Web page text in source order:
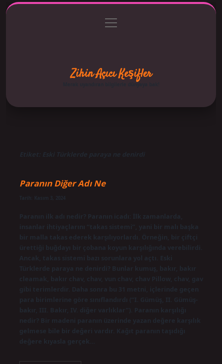
Gizlilik Politikası
menüyü
aç
Zihin Açıcı Keşifler
Merak uyandıran bilgilerle dünyaya bak!
Etiket: Eski Türklerde paraya ne denirdi
Paranın Diğer Adı Ne
insanlar ihtiyaçlarını “takas sistemi”, yani bir malı başka
bir malla takas ederek karşılıyorlardı. Örneğin, bir çiftçi
ürettiği buğdayı bir çobana koyun karşılığında verebilirdi.
Ancak, takas sistemi bazı sorunlara yol açtı. Eski
Türklerde paraya ne denirdi? Bunlar kumuş, bakır, bakır
cleamak, bakır chav, chav, vun chav, chav Pillow, chav, gav
gibi terimlerdir. Daha sonra bu 31 metni, içlerinde geçen
para birimlerine göre sınıflandırdı (“I. Gümüş, II. Gümüş-
bakır, III. Bakır, IV. diğer varlıklar”). Paranın karşılığı
nedir? Bir madeni paranın üzerinde yazan değere karşılık
gelmese bile bir değeri vardır. Kağıt paranın taşıdığı
değere kıyasla gerçek…